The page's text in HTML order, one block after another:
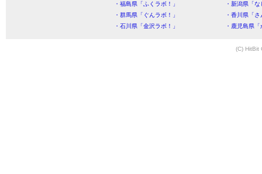
・福島県「ふくラボ！」
・新潟県「
・群馬県「ぐんラボ！」
・香川県「
・石川県「金沢ラボ！」
・鹿児島県
(C) HitBit